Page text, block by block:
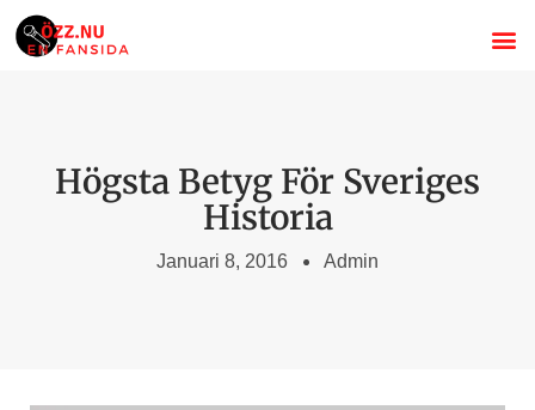
Högsta Betyg För Sveriges
Historia
Januari 8, 2016 Admin